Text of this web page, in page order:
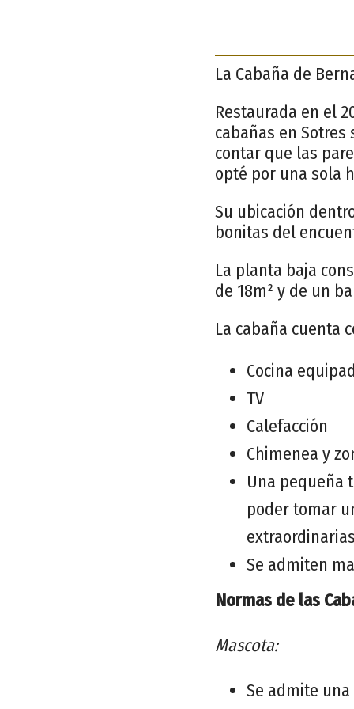
La Cabaña de
Restaurada en el
cabañas en
contar que las
opté por una sola
Su ubicación
bonitas del
La planta baja
de 18m² y de un
La cabaña cuenta
Cocina
TV
Calefacción
Chimenea y
Una pequeña
poder tomar
Se admiten
Normas de las
Mascota:
Se admite